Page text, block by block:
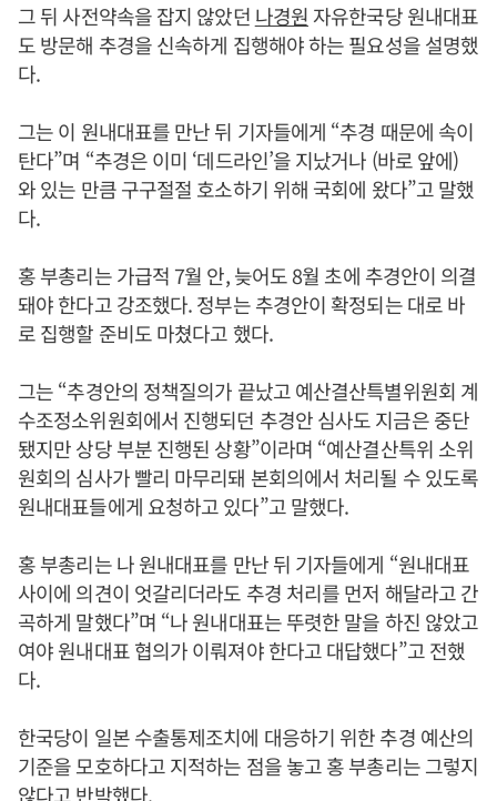
그 뒤 사전약속을 잡지 않았던 나경원 자유한국당 원내대표
도 방문해 추경을 신속하게 집행해야 하는 필요성을 설명했
다.
그는 이 원내대표를 만난 뒤 기자들에게 “추경 때문에 속이
탄다”며 “추경은 이미 ‘데드라인’을 지났거나 (바로 앞에)
와 있는 만큼 구구절절 호소하기 위해 국회에 왔다”고 말했
다.
홍 부총리는 가급적 7월 안, 늦어도 8월 초에 추경안이 의결
돼야 한다고 강조했다. 정부는 추경안이 확정되는 대로 바
로 집행할 준비도 마쳤다고 했다.
그는 “추경안의 정책질의가 끝났고 예산결산특별위원회 계
수조정소위원회에서 진행되던 추경안 심사도 지금은 중단
됐지만 상당 부분 진행된 상황”이라며 “예산결산특위 소위
원회의 심사가 빨리 마무리돼 본회의에서 처리될 수 있도록
원내대표들에게 요청하고 있다”고 말했다.
홍 부총리는 나 원내대표를 만난 뒤 기자들에게 “원내대표
사이에 의견이 엇갈리더라도 추경 처리를 먼저 해달라고 간
곡하게 말했다”며 “나 원내대표는 뚜렷한 말을 하진 않았고
여야 원내대표 협의가 이뤄져야 한다고 대답했다”고 전했
다.
한국당이 일본 수출통제조치에 대응하기 위한 추경 예산의
기준을 모호하다고 지적하는 점을 놓고 홍 부총리는 그렇지
않다고 반박했다.